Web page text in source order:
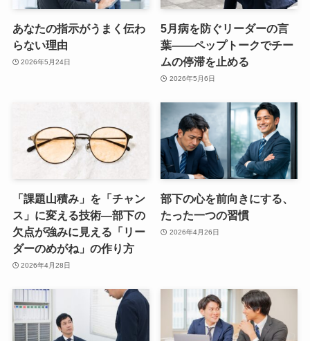
あなたの指示がうまく伝わ
らない理由
2026年5月24日
5月病を防ぐリーダーの言
葉——ペップトークでチー
ムの停滞を止める
2026年5月6日
「課題山積み」を「チャン
ス」に変える技術―部下の
欠点が強みに見える「リー
ダーのめがね」の作り方
2026年4月28日
部下の心を前向きにする、
たった一つの習慣
2026年4月26日